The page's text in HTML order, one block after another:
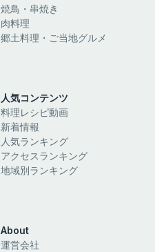
焼鳥・串焼き
肉料理
郷土料理・ご当地グルメ
人気コンテンツ
料理レシピ動画
新着情報
人気ランキング
アクセスランキング
地域別ランキング
About
運営会社